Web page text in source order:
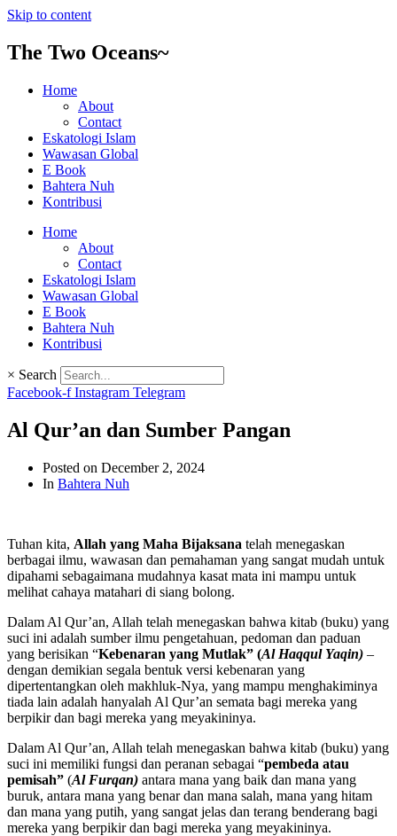
Skip to content
The Two Oceans~
Home
About
Contact
Eskatologi Islam
Wawasan Global
E Book
Bahtera Nuh
Kontribusi
Home
About
Contact
Eskatologi Islam
Wawasan Global
E Book
Bahtera Nuh
Kontribusi
× Search
Facebook-f Instagram Telegram
Al Qur’an dan Sumber Pangan
Posted on December 2, 2024
In Bahtera Nuh
Tuhan kita, Allah yang Maha Bijaksana telah menegaskan
berbagai ilmu, wawasan dan pemahaman yang sangat mudah untuk
dipahami sebagaimana mudahnya kasat mata ini mampu untuk
melihat cahaya matahari di siang bolong.
Dalam Al Qur’an, Allah telah menegaskan bahwa kitab (buku) yang
suci ini adalah sumber ilmu pengetahuan, pedoman dan paduan
yang berisikan “Kebenaran yang Mutlak” (Al Haqqul Yaqin) –
dengan demikian segala bentuk versi kebenaran yang
dipertentangkan oleh makhluk-Nya, yang mampu menghakiminya
tiada lain adalah hanyalah Al Qur’an semata bagi mereka yang
berpikir dan bagi mereka yang meyakininya.
Dalam Al Qur’an, Allah telah menegaskan bahwa kitab (buku) yang
suci ini memiliki fungsi dan peranan sebagai “pembeda atau
pemisah” (Al Furqan) antara mana yang baik dan mana yang
buruk, antara mana yang benar dan mana salah, mana yang hitam
dan mana yang putih, yang sangat jelas dan terang benderang bagi
mereka yang berpikir dan bagi mereka yang meyakininya.